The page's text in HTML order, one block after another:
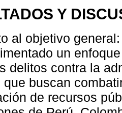
Y
al objetivo
un
delitos contra la
que buscan
de recursos